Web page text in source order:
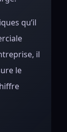
qu’il
il
le